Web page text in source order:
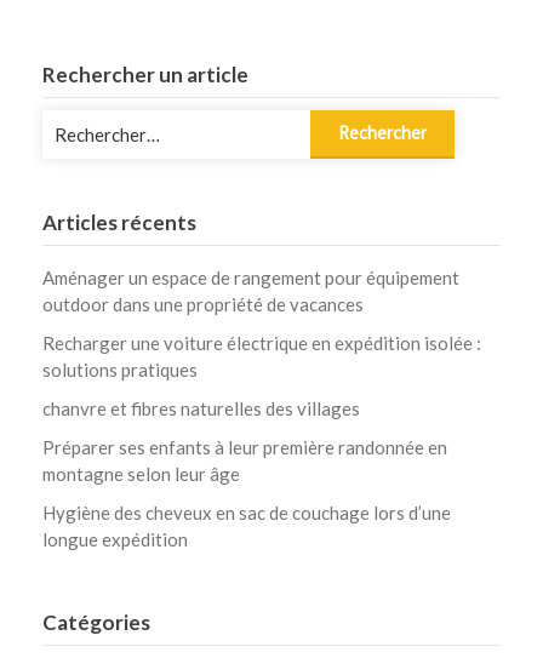
Rechercher un article
Articles récents
Aménager un espace de rangement pour équipement
outdoor dans une propriété de vacances
Recharger une voiture électrique en expédition isolée :
solutions pratiques
chanvre et fibres naturelles des villages
Préparer ses enfants à leur première randonnée en
montagne selon leur âge
Hygiène des cheveux en sac de couchage lors d’une
longue expédition
Catégories